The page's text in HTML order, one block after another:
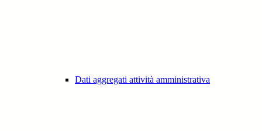
Dati aggregati attività amministrativa